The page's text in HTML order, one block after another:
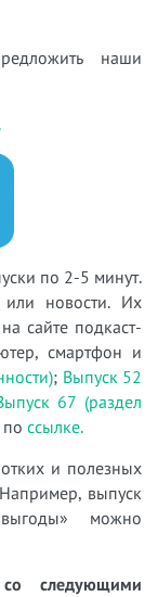
наши
по 2-5 минут.
новости. Их
сайте подкаст-
смартфон и
; Выпуск 52
67 (раздел
по ссылке.
и полезных
выпуск
можно
следующими